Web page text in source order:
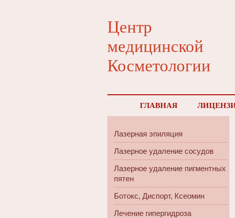
Центр
медицинской
Косметологии
ГЛАВНАЯ
Лазерная эпиляция
Лазерное удаление сосудов
Лазерное удаление пигментных
пятен
Ботокс, Диспорт, Ксеомин
Лечение гипергидроза